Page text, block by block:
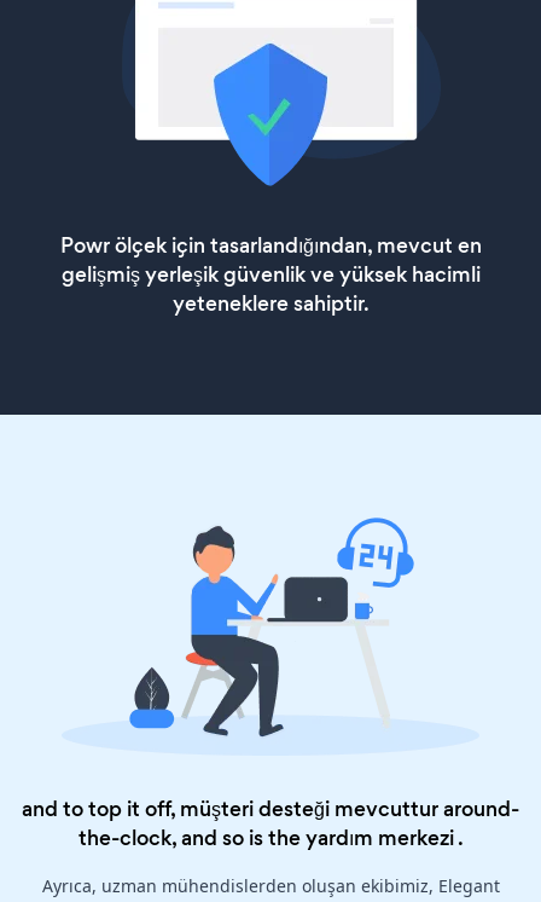
Powr ölçek için tasarlandığından, mevcut en
gelişmiş yerleşik güvenlik ve yüksek hacimli
yeteneklere sahiptir.
and to top it off, müşteri desteği mevcuttur around-
the-clock, and so is theyardım merkezi.
Ayrıca, uzman mühendislerden oluşan ekibimiz, Elegant